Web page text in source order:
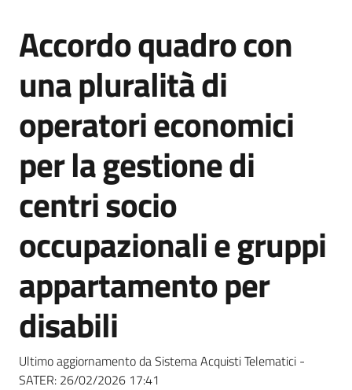
e
strumenti
acquisto
Supporto
Piattaforme
site
Salta al contenuto
Accordo quadro con
una pluralità di
operatori economici
per la gestione di
centri socio
occupazionali e gruppi
appartamento per
disabili
Ultimo aggiornamento da Sistema Acquisti Telematici -
SATER: 26/02/2026 17:41